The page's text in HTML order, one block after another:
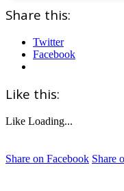
Share this:
Twitter
Facebook
Like this:
Like Loading...
Share on Facebook Share